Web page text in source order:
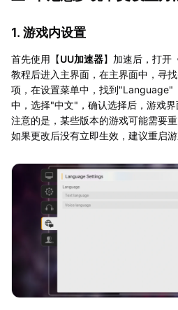
1. 游戏内设置
首先使用【UU加速器】加速后，打开
教程后进入主界面，在主界面中，寻
项，在设置菜单中，找到"Language"
中，选择"中文"，确认选择后，游戏
注意的是，某些版本的游戏可能需要
如果更改后没有立即生效，建议重启游